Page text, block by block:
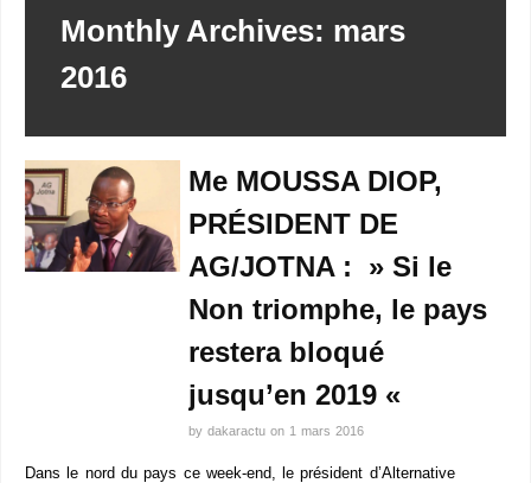
Monthly Archives: mars
2016
Me MOUSSA DIOP,
PRÉSIDENT DE
AG/JOTNA : » Si le
Non triomphe, le pays
restera bloqué
jusqu’en 2019 «
by dakaractu on 1 mars 2016
Dans le nord du pays ce week-end, le président d’Alternative